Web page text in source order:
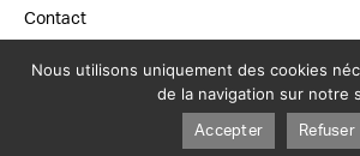
Contact
Conditions générales de vente
Nous utilisons uniquement des cookies
de la navigation sur notre
Accepter Refuser